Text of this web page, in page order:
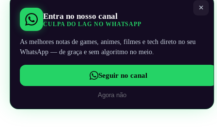
×
Entra no nosso canal
CULPA DO LAG NO WHATSAPP
As melhores notas de games, animes, filmes e tech direto no seu
WhatsApp — de graça e sem algoritmo no meio.
Seguir no canal
Agora não